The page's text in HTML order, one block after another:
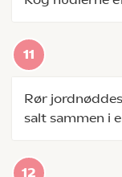
Rør
salt sammen i